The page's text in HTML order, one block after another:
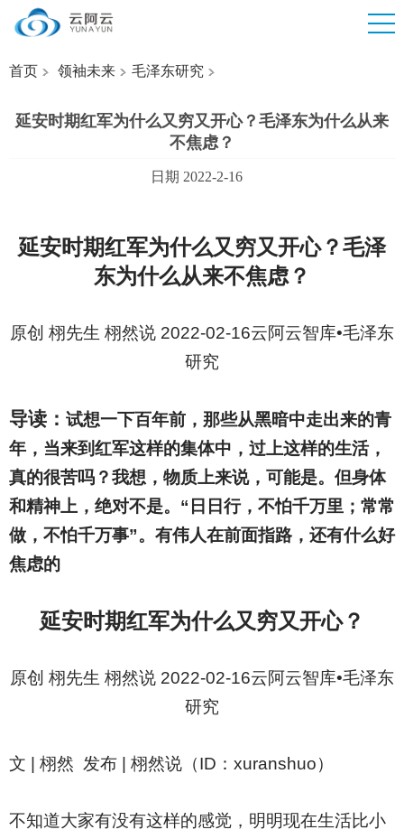
首页 领袖未来 毛泽东研究
延安时期红军为什么又穷又开心？毛泽东为什么从来
不焦虑？
日期 2022-2-16
延安时期红军为什么又穷又开心？毛泽
东为什么从来不焦虑？
原创 栩先生 栩然说 2022-02-16云阿云智库•毛泽东
研究
导读： 试想一下百年前，那些从黑暗中走出来的青
年，当来到红军这样的集体中，过上这样的生活，
真的很苦吗？我想，物质上来说，可能是。但身体
和精神上，绝对不是。“日日行，不怕千万里；常常
做，不怕千万事”。有伟人在前面指路，还有什么好
焦虑的
延安时期红军为什么又穷又开心？
原创 栩先生 栩然说 2022-02-16云阿云智库•毛泽东
研究
文 | 栩然 发布 | 栩然说（ID：xuranshuo）
不知道大家有没有这样的感觉，明明现在生活比小